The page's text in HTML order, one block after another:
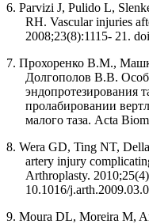
6. Parvizi J, Pulido L,
RH. Vascular injuries
2008;23(8):1115- 21.
7. Прохоренко В.М.,
Долгополов В.В.
эндопротезирования
пролабировании
малого таза. Acta
8. Wera GD, Ting NT,
artery injury
Arthroplasty.
10.1016/
9. Moura DL, Moreira M,